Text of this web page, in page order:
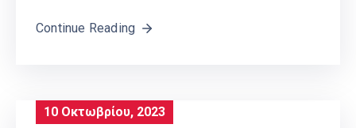
Continue Reading
10 Οκτωβρίου, 2023